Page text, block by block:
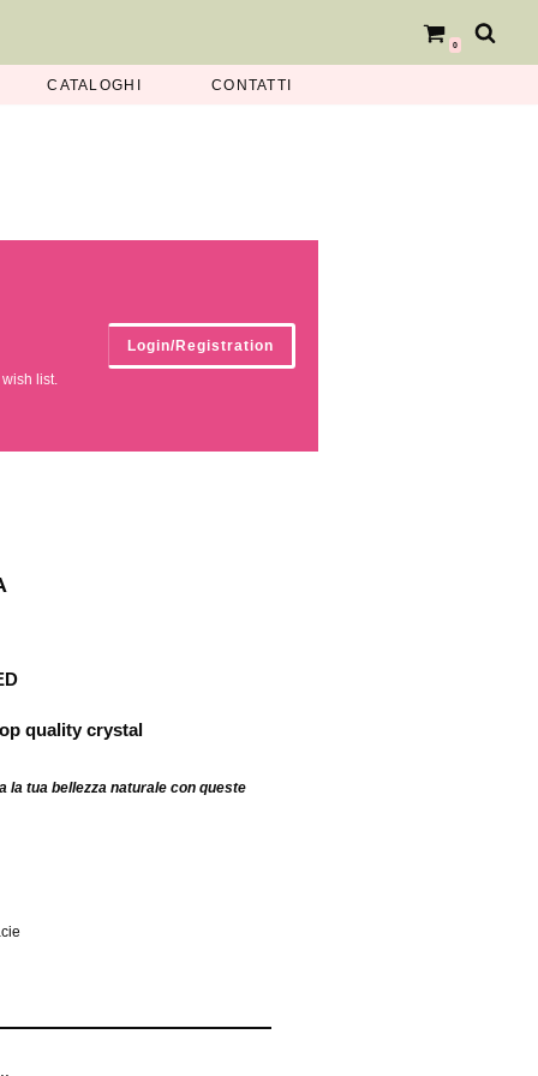
0
CATALOGHI CONTATTI
Login/Registration
list.
quality crystal
la tua bellezza naturale con queste